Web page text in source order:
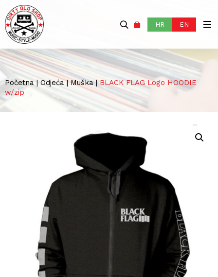
HR EN
Početna | Odjeća|Muška |BLACK FLAG Logo HOODIE
w/zip